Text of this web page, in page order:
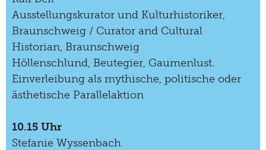
Ausstellungskurator und Kulturhistoriker,
Braunschweig / Curator and Cultural
Historian, Braunschweig
Höllenschlund, Beutegier, Gaumenlust.
Einverleibung als mythische, politische oder
ästhetische Parallelaktion
10.15 Uhr
Stefanie Wyssenbach